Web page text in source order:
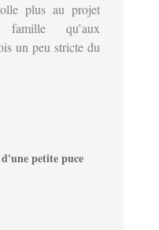
plus au projet
qu’aux
un peu stricte du
petite puce